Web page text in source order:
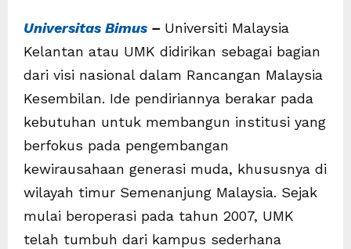
Universitas Bimus – Universiti Malaysia
Kelantan atau UMK didirikan sebagai bagian
dari visi nasional dalam Rancangan Malaysia
Kesembilan. Ide pendiriannya berakar pada
kebutuhan untuk membangun institusi yang
berfokus pada pengembangan
kewirausahaan generasi muda, khususnya di
wilayah timur Semenanjung Malaysia. Sejak
mulai beroperasi pada tahun 2007, UMK
telah tumbuh dari kampus sederhana